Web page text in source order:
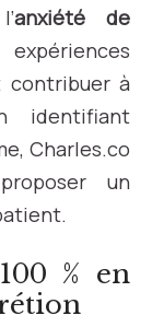
anxiété de
contribuer à
identifiant
Charles.co
un
% en